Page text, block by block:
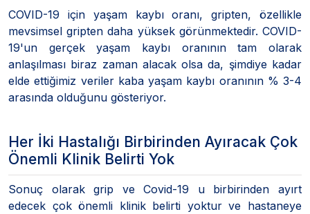
COVID-19 için yaşam kaybı oranı, gripten, özellikle
mevsimsel gripten daha yüksek görünmektedir. COVID-
19'un gerçek yaşam kaybı oranının tam olarak
anlaşılması biraz zaman alacak olsa da, şimdiye kadar
elde ettiğimiz veriler kaba yaşam kaybı oranının % 3-4
arasında olduğunu gösteriyor.
Her İki Hastalığı Birbirinden Ayıracak Çok
Önemli Klinik Belirti Yok
Sonuç olarak grip ve Covid-19 u birbirinden ayırt
edecek çok önemli klinik belirti yoktur ve hastaneye